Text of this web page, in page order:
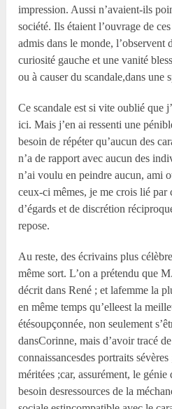
impression. Aussi n’avaient-ils
société. Ils étaient l’ouvrage de
admis dans le monde, l’observent
curiosité gauche et une vanité
ou à causer du scandale,dans une
Ce scandale est si vite oublié que
ici. Mais j’en ai ressenti une
besoin de répéter qu’aucun des
n’a de rapport avec aucun des
n’ai voulu en peindre aucun, ami
ceux-ci mêmes, je me crois lié par
d’égards et de discrétion
repose.
Au reste, des écrivains plus
même sort. L’on a prétendu que
décrit dans René ; et lafemme la
en même temps qu’elleest la
étésoupçonnée, non seulement
dansCorinne, mais d’avoir tracé
connaissancesdes portraits
méritées ;car, assurément, le
besoin desressources de la